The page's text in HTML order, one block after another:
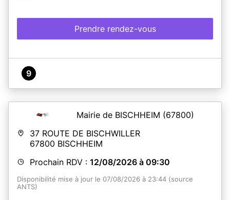
Prendre rendez-vous
9
Mairie de BISCHHEIM (67800)
37 ROUTE DE BISCHWILLER
67800 BISCHHEIM
Prochain RDV : 12/08/2026 à 09:30
Disponibilité mise à jour le 07/08/2026 à 23:44 (source
ANTS)